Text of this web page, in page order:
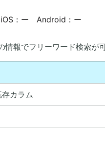
：ー Android：ー
情報でフリーワード検索が
カラム